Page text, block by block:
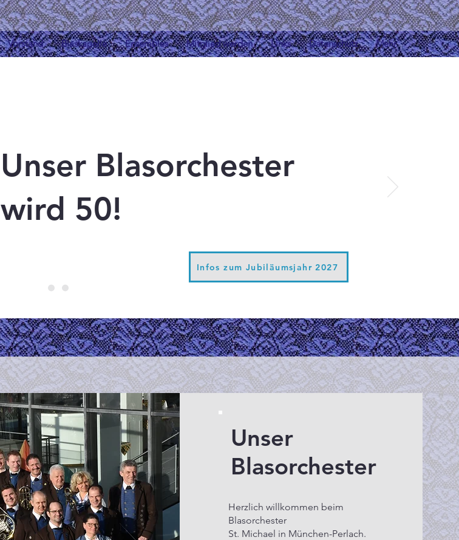
Vorstand Blaskapelle Ensembles Mitglied werden Links Datenschutz Mehr
Unser Blasorchester
wird 50!
Infos zum Jubiläumsjahr 2027
Herzlich willkommen beim
Blasorchester
St. Michael in München-Perlach.
Unser
Blasorchester